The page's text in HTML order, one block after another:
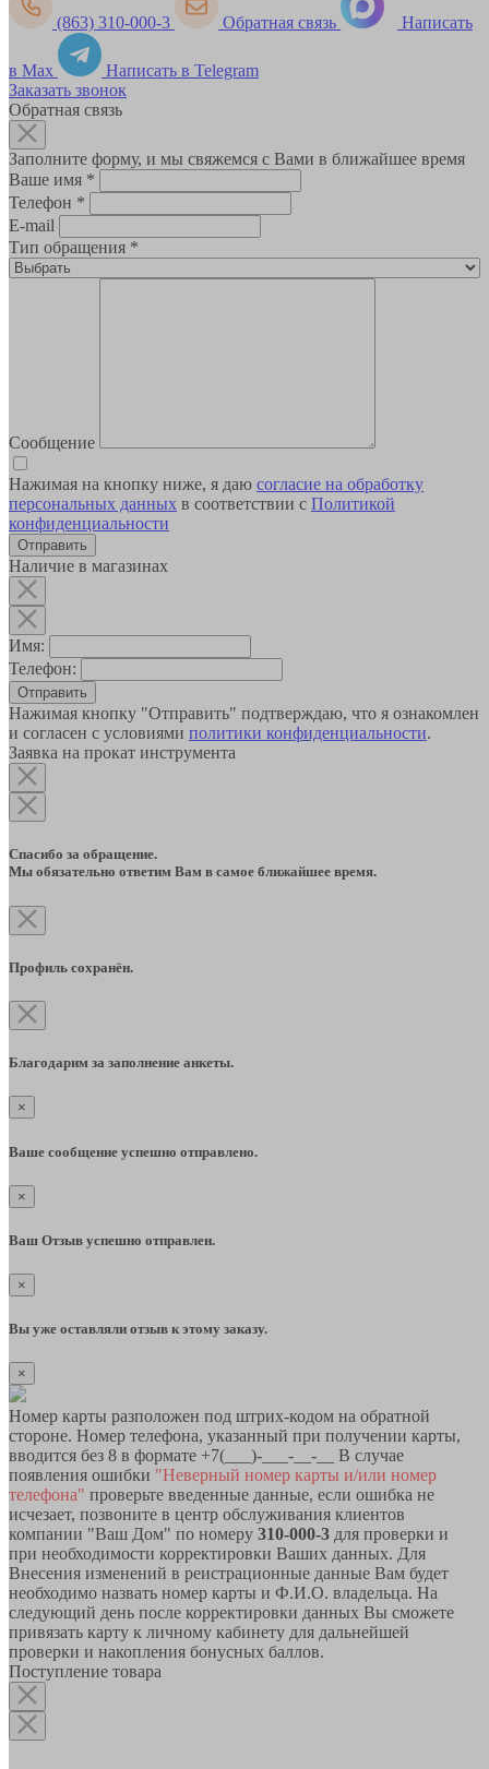
(863) 310-000-3 Обратная связь Написать
в Max
Написать в Telegram
Заказать звонок
Обратная связь
Заполните форму, и мы свяжемся с Вами в ближайшее время
Ваше имя *
Телефон *
E-mail
Тип обращения *
Сообщение
Нажимая на кнопку ниже, я даю согласие на обработку
персональных данных в соответствии с Политикой
конфиденциальности
Наличие в магазинах
Имя:
Телефон:
Отправить
Нажимая кнопку "Отправить" подтверждаю, что я ознакомлен
и согласен с условиями политики конфиденциальности.
Заявка на прокат инструмента
Спасибо за обращение.
Мы обязательно ответим Вам в самое ближайшее время.
Профиль сохранён.
Благодарим за заполнение анкеты.
×
Ваше сообщение успешно отправлено.
×
Ваш Отзыв успешно отправлен.
×
Вы уже оставляли отзыв к этому заказу.
×
Номер карты разположен под штрих-кодом на обратной
стороне. Номер телефона, указанный при получении карты,
вводится без 8 в формате +7(___)-___-__-__ В случае
появления ошибки "Неверный номер карты и/или номер
телефона" проверьте введенные данные, если ошибка не
исчезает, позвоните в центр обслуживания клиентов
компании "Ваш Дом" по номеру 310-000-3 для проверки и
при необходимости корректировки Ваших данных. Для
Внесения изменений в реистрационные данные Вам будет
необходимо назвать номер карты и Ф.И.О. владельца. На
следующий день после корректировки данных Вы сможете
привязать карту к личному кабинету для дальнейшей
проверки и накопления бонусных баллов.
Поступление товара